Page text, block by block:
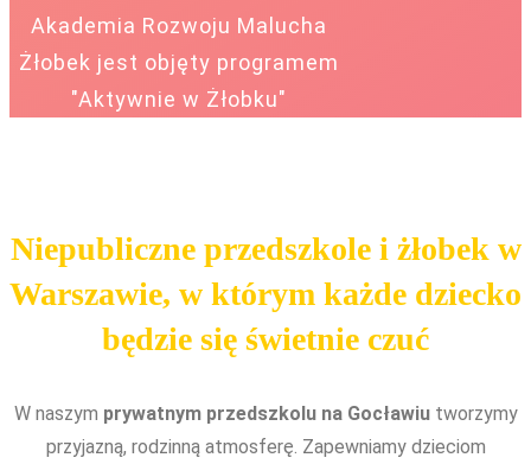
Akademia Rozwoju Malucha
Żłobek jest objęty programem
"Aktywnie w Żłobku"
Niepubliczne przedszkole i żłobek w
Warszawie, w którym każde dziecko
będzie się świetnie czuć
W naszym prywatnym przedszkolu na Gocławiutworzymy
przyjazną, rodzinną atmosferę. Zapewniamy dzieciom